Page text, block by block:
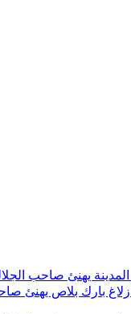
الجلالة بمناسبة الذكرى
زلاغ بارك بلاص